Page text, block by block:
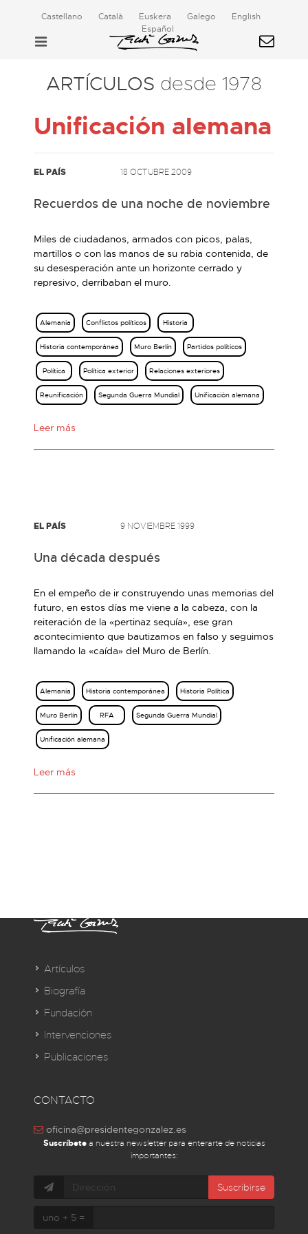
Castellano Català Euskera Galego
English
Español
ARTÍCULOS desde 1978
Unificación alemana
EL PAÍS 18 OCTUBRE 2009
Recuerdos de una noche de noviembre
Miles de ciudadanos, armados con picos, palas,
martillos o con las manos de su rabia contenida, de
su desesperación ante un horizonte cerrado y
represivo, derribaban el muro.
Alemania Conflictos políticos Historia
Historia contemporánea Muro Berlín Partidos políticos
Política Política exterior Relaciones exteriores
Reunificación Segunda Guerra Mundial Unificación alemana
Leer más
EL PAÍS 9 NOVIEMBRE 1999
Una década después
En el empeño de ir construyendo unas memorias del
futuro, en estos días me viene a la cabeza, con la
reiteración de la «pertinaz sequía», ese gran
acontecimiento que bautizamos en falso y seguimos
llamando la «caída» del Muro de Berlín.
Alemania Historia contemporánea Historia Política
Muro Berlín RFA Segunda Guerra Mundial
Unificación alemana
Leer más
Artículos
Biografía
Fundación
Intervenciones
Publicaciones
CONTACTO
oficina@presidentegonzalez.es
Suscríbetea nuestra newsletter para enterarte de noticias
importantes:
Suscribirse
uno + 5 =